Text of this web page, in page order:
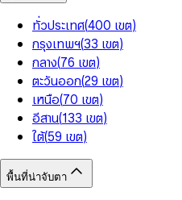
ทั่วประเทศ(400 เขต)
กรุงเทพฯ(33 เขต)
กลาง(76 เขต)
ตะวันออก(29 เขต)
เหนือ(70 เขต)
อีสาน(133 เขต)
ใต้(59 เขต)
พื้นที่น่าจับตา